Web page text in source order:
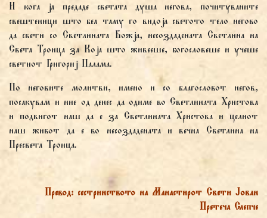
И кога ја предаде светата душа негова, почитуваните
свештеници што беа таму го видоја светото тело негово
да свети со Светлината Божја, несоздадената Светлина на
Света Троица за Која што живееше, богословеше и учеше
светиот Григориј Палама.
По неговите молитви, имено и со благословот негов,
посакувам и ние од денес да одиме во Светлината Христова
и подвигот наш да е за Светлината Христова и целиот
наш живот да е во несоздадената и вечна Светлина на
Пресвета Троица.
Превод: сестринството на Манастирот Свети Јован
Претеча Слепче